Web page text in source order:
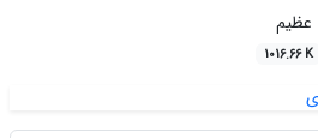
عظیم
1016.66 K